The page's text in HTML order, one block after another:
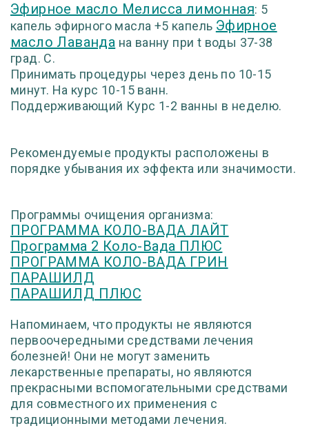
Эфирное масло Мелисса лимонная: 5
капель эфирного масла +5 капель Эфирное
масло Лаванда на ванну при t воды 37-38
град. С.
Принимать процедуры через день по 10-15
минут. На курс 10-15 ванн.
Поддерживающий Курс 1-2 ванны в неделю.
Рекомендуемые продукты расположены в
порядке убывания их эффекта или значимости.
Программы очищения организма:
ПРОГРАММА КОЛО-ВАДА ЛАЙТ
Программа 2 Коло-Вада ПЛЮС
ПРОГРАММА КОЛО-ВАДА ГРИН
ПАРАШИЛД
ПАРАШИЛД ПЛЮС
Напоминаем, что продукты не являются
первоочередными средствами лечения
болезней! Они не могут заменить
лекарственные препараты, но являются
прекрасными вспомогательными средствами
для совместного их применения с
традиционными методами лечения.